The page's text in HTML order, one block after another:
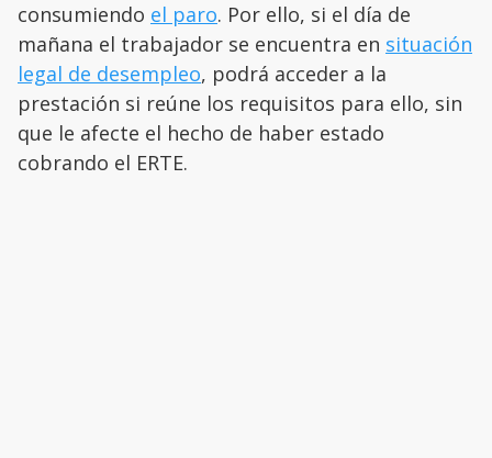
consumiendo el paro. Por ello, si el día de
mañana el trabajador se encuentra en situación
legal de desempleo, podrá acceder a la
prestación si reúne los requisitos para ello, sin
que le afecte el hecho de haber estado
cobrando el ERTE.